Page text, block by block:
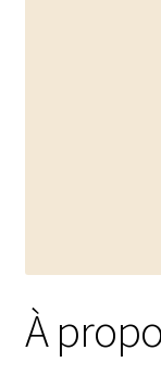
Analyse de
À